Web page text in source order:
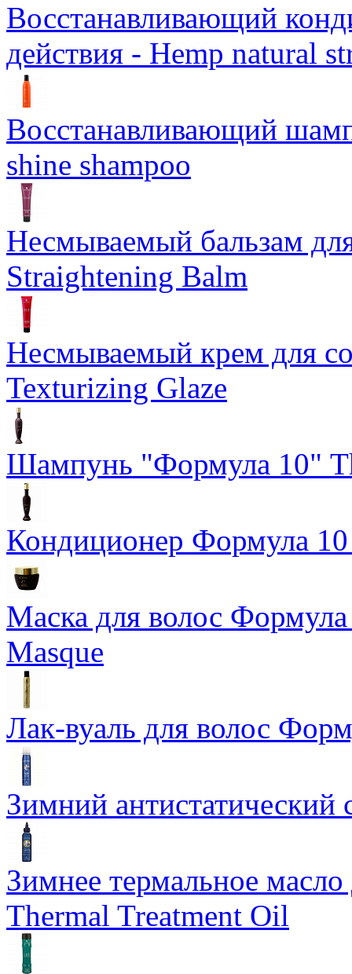
Восстанавливающий
действия - Hemp natural
Восстанавливающий
shine shampoo
Несмываемый бальзам
Straightening Balm
Несмываемый крем для
Texturizing Glaze
Шампунь "Формула 10"
Кондиционер Формула
Маска для волос
Masque
Лак-вуаль для волос
Зимний
Зимнее термальное
Thermal Treatment Oil